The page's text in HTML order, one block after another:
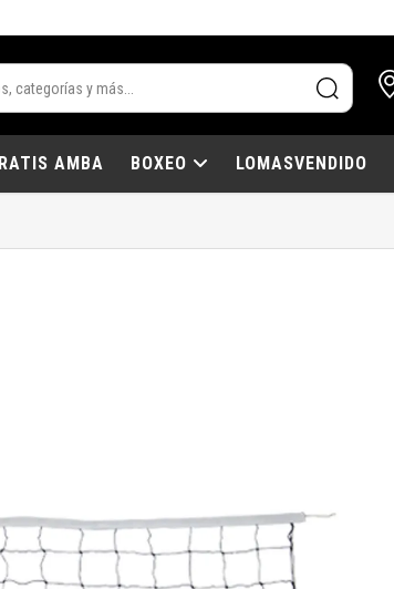
AMBA BOXEO LOMASVENDIDO